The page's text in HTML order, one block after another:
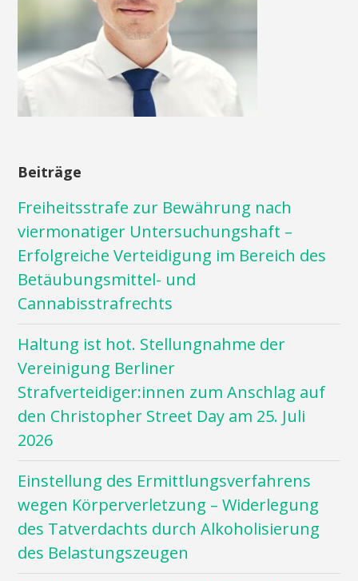
Beiträge
Freiheitsstrafe zur Bewährung nach
viermonatiger Untersuchungshaft –
Erfolgreiche Verteidigung im Bereich des
Betäubungsmittel- und
Cannabisstrafrechts
Haltung ist hot. Stellungnahme der
Vereinigung Berliner
Strafverteidiger:innen zum Anschlag auf
den Christopher Street Day am 25. Juli
2026
Einstellung des Ermittlungsverfahrens
wegen Körperverletzung – Widerlegung
des Tatverdachts durch Alkoholisierung
des Belastungszeugen